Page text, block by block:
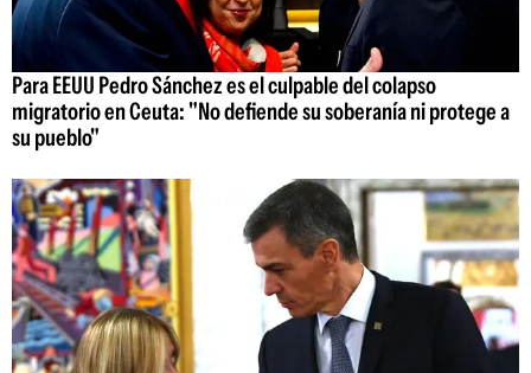
Para EEUU Pedro Sánchez es el culpable del colapso
migratorio en Ceuta: "No defiende su soberanía ni protege a
su pueblo"